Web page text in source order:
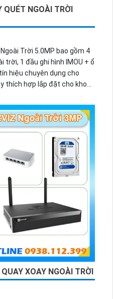
QUÉT NGOÀI TRỜI
Trời 5.0MP bao gồm 4
trời, 1 đầu ghi hình IMOU + ổ
hiệu chuyên dụng cho
thích hợp lắp đặt cho kho
XOAY NGOÀI TRỜI